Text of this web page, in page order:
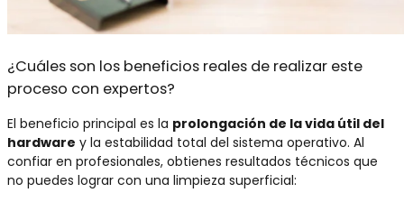
¿Cuáles son los beneficios reales de realizar este
proceso con expertos?
El beneficio principal es la prolongación de la vida útil del
hardware y la estabilidad total del sistema operativo. Al
confiar en profesionales, obtienes resultados técnicos que
no puedes lograr con una limpieza superficial: